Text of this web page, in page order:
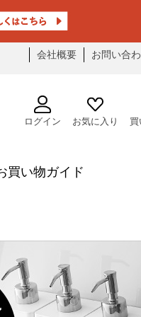
会社概要 お問い合
ログイン お気に入り
買い物ガイド